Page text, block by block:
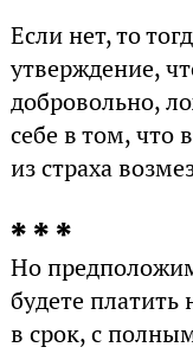
Если нет, то
утверждение,
добровольно,
себе в том, что
из страха
* * *
Но
будете платить
в срок, с